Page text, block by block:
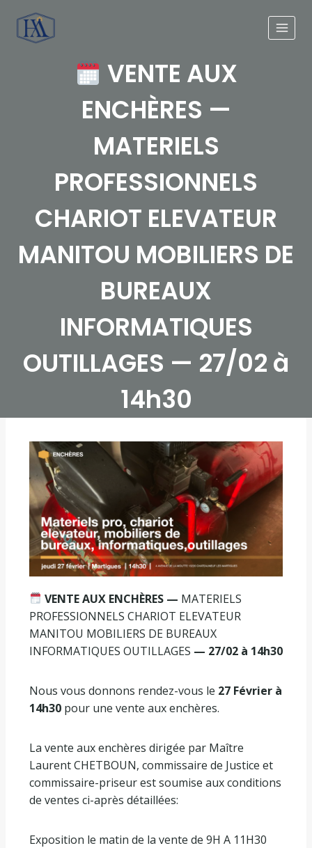
VENTE AUX
ENCHÈRES —
MATERIELS
PROFESSIONNELS
CHARIOT ELEVATEUR
MANITOU MOBILIERS DE
BUREAUX
INFORMATIQUES
OUTILLAGES — 27/02 à
14h30
VENTE AUX ENCHÈRES — MATERIELS
PROFESSIONNELS CHARIOT ELEVATEUR
MANITOU MOBILIERS DE BUREAUX
INFORMATIQUES OUTILLAGES — 27/02 à 14h30
Nous vous donnons rendez-vous le 27 Février à
14h30 pour une vente aux enchères.
La vente aux enchères dirigée par Maître
Laurent CHETBOUN, commissaire de Justice et
commissaire-priseur est soumise aux conditions
de ventes ci-après détaillées:
Exposition le matin de la vente de 9H A 11H30